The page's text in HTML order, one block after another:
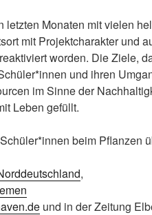
letzten Monaten mit vielen
mit Projektcharakter und
worden. Die Ziele,
und ihren
im Sinne der
Leben gefüllt.
beim Pflanzen
,
und in der Zeitung